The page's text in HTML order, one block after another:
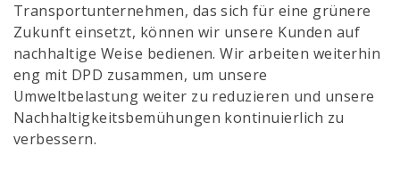
Transportunternehmen, das sich für eine grünere
Zukunft einsetzt, können wir unsere Kunden auf
nachhaltige Weise bedienen. Wir arbeiten weiterhin
eng mit DPD zusammen, um unsere
Umweltbelastung weiter zu reduzieren und unsere
Nachhaltigkeitsbemühungen kontinuierlich zu
verbessern.